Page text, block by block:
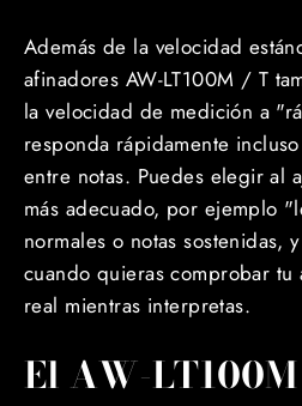
Además de la velocidad
afinadores AW-LT100M / T
la velocidad de medición a
responda rápidamente
entre notas. Puedes elegir al
más adecuado, por ejemplo
normales o notas sostenidas,
cuando quieras comprobar
real mientras interpretas.
El AW-